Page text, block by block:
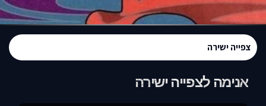
צפייה ישירה
אנימה לצפייה ישירה